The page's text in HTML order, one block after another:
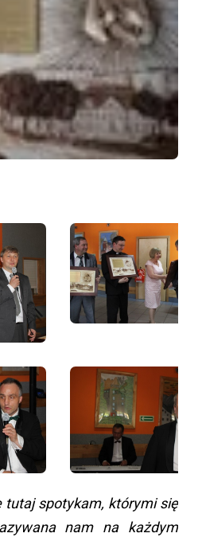
tutaj spotykam, którymi się
nam na każdym